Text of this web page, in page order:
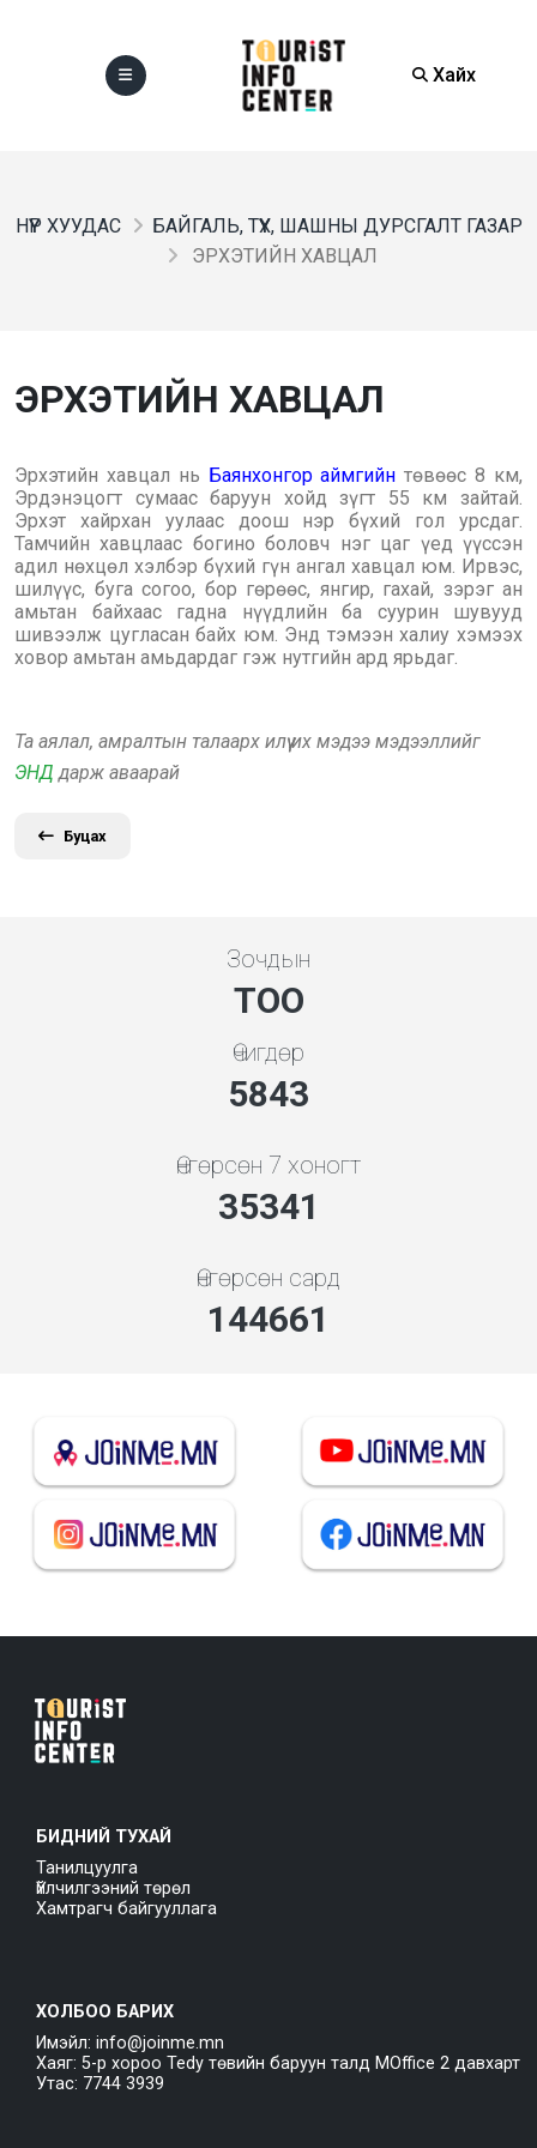
Хайх
НҮҮР ХУУДАС
БАЙГАЛЬ, ТҮҮХ, ШАШНЫ ДУРСГАЛТ ГАЗАР
ЭРХЭТИЙН ХАВЦАЛ
ЭРХЭТИЙН ХАВЦАЛ
Эрхэтийн хавцал нь Баянхонгор аймгийн төвөөс 8 км,
Эрдэнэцогт сумаас баруун хойд зүгт 55 км зайтай.
Эрхэт хайрхан уулаас доош нэр бүхий гол урсдаг.
Тамчийн хавцлаас богино боловч нэг цаг үед үүссэн
адил нөхцөл хэлбэр бүхий гүн ангал хавцал юм. Ирвэс,
шилүүс, буга согоо, бор гөрөөс, янгир, гахай, зэрэг ан
амьтан байхаас гадна нүүдлийн ба суурин шувууд
шивээлж цугласан байх юм. Энд тэмээн халиу хэмээх
ховор амьтан амьдардаг гэж нутгийн ард ярьдаг.
Та аялал, амралтын талаарх илүү их мэдээ мэдээллийг
ЭНД дарж аваарай
Буцах
Зочдын
ТОО
Өчигдөр
5843
Өнгөрсөн 7 хоногт
35341
Өнгөрсөн сард
144661
БИДНИЙ ТУХАЙ
Танилцуулга
Үйлчилгээний төрөл
Хамтрагч байгууллага
ХОЛБОО БАРИХ
Имэйл: info@joinme.mn
Хаяг: 5-р хороо Tedy төвийн баруун талд MOffice 2 давхарт
Утас: 7744 3939